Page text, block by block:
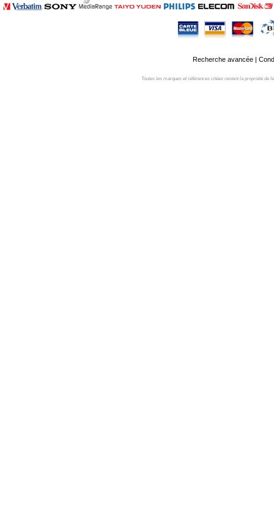
Recherche avancée|
Toutes les marques et références citées restent la propriété de